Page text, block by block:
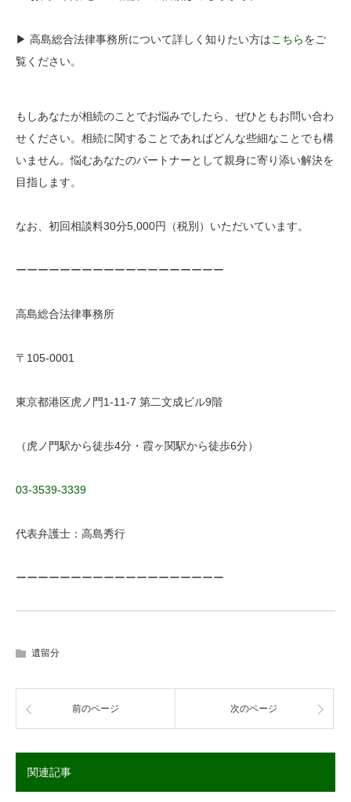
▶︎ 高島総合法律事務所について詳しく知りたい方はこちらをご
覧ください。
もしあなたが相続のことでお悩みでしたら、ぜひともお問い合わ
せください。相続に関することであればどんな些細なことでも構
いません。悩むあなたのパートナーとして親身に寄り添い解決を
目指します。
なお、初回相談料30分5,000円（税別）いただいています。
ーーーーーーーーーーーーーーーーーーー
高島総合法律事務所
〒105-0001
東京都港区虎ノ門1-11-7 第二文成ビル9階
（虎ノ門駅から徒歩4分・霞ヶ関駅から徒歩6分）
03-3539-3339
代表弁護士：高島秀行
ーーーーーーーーーーーーーーーーーーー
遺留分
前のページ 次のページ
関連記事